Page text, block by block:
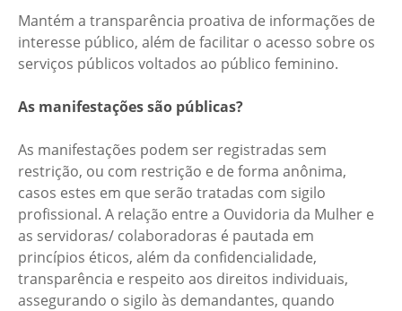
Mantém a transparência proativa de informações de
interesse público, além de facilitar o acesso sobre os
serviços públicos voltados ao público feminino.
As manifestações são públicas?
As manifestações podem ser registradas sem
restrição, ou com restrição e de forma anônima,
casos estes em que serão tratadas com sigilo
profissional. A relação entre a Ouvidoria da Mulher e
as servidoras/ colaboradoras é pautada em
princípios éticos, além da confidencialidade,
transparência e respeito aos direitos individuais,
assegurando o sigilo às demandantes, quando